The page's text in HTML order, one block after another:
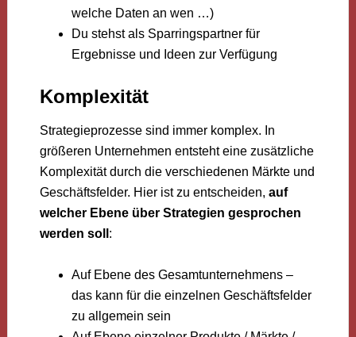
welche Daten an wen …)
Du stehst als Sparringspartner für
Ergebnisse und Ideen zur Verfügung
Komplexität
Strategieprozesse sind immer komplex. In
größeren Unternehmen entsteht eine zusätzliche
Komplexität durch die verschiedenen Märkte und
Geschäftsfelder. Hier ist zu entscheiden, auf
welcher Ebene über Strategien gesprochen
werden soll :
Auf Ebene des Gesamtunternehmens –
das kann für die einzelnen Geschäftsfelder
zu allgemein sein